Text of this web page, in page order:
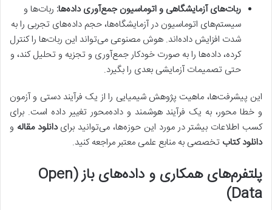
ربات‌های آزمایشگاهی و اتوماسیون جمع‌آوری داده‌ها: ربات‌ها و
سیستم‌های اتوماسیون در آزمایشگاه‌ها، حجم داده‌های تجربی را به
شدت افزایش داده‌اند. هوش مصنوعی می‌تواند این ربات‌ها را کنترل
کرده، داده‌ها را به صورت خودکار جمع‌آوری و تجزیه و تحلیل کند، و
حتی تصمیمات آزمایشی بعدی را بگیرد.
این پیشرفت‌ها، ماهیت پژوهش شیمیایی را از یک فرآیند دستی و آزمون
و خطا محور، به یک فرآیند هوشمند و داده‌محور تغییر داده است. برای
کسب اطلاعات بیشتر در مورد این حوزه‌ها، می‌توانید برایدانلود مقاله و
دانلود کتاب تخصصی به منابع علمی معتبر مراجعه کنید.
پلتفرم‌های همکاری و داده‌های باز (Open
Data)